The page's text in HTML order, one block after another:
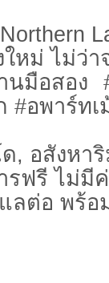
หม่ ไม่ว่า
มือสอง
#อพาร์ท
อสังหา
ฟรี ไม่มี
ลต่อ พร้อ